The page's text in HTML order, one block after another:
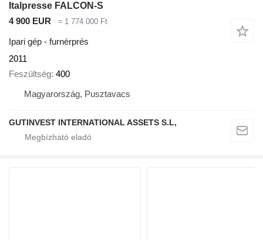
Italpresse FALCON-S
4 900 EUR
≈ 1 774 000 Ft
Ipari gép - furnérprés
2011
Feszültség 400
Magyarország, Pusztavacs
GUTINVEST INTERNATIONAL ASSETS S.L,